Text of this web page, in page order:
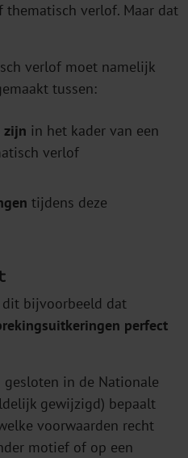
verlof. Maar dat
verlof moet namelijk
tussen:
zijn in het kader van een
verlof
tijdens deze
bijvoorbeeld dat
perfect
gesloten in de Nationale
gewijzigd) bepaalt
voorwaarden recht
motief of op een